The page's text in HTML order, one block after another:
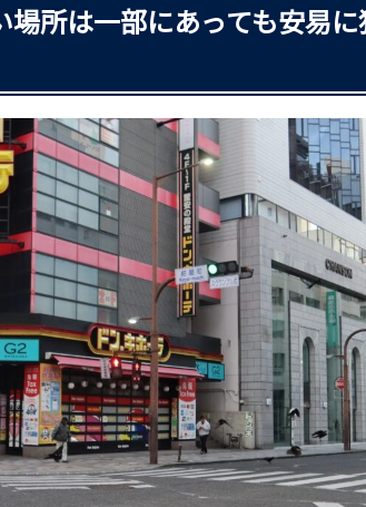
所は一部にあっても安易